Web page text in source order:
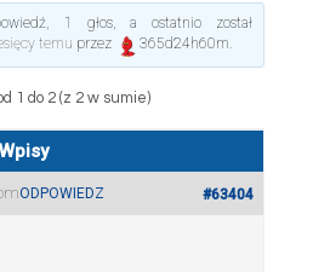
1 głos, a ostatnio został
temu przez 365d24h60m.
1 do 2 (z 2 w sumie)
Wpisy
#63404
ODPOWIEDZ